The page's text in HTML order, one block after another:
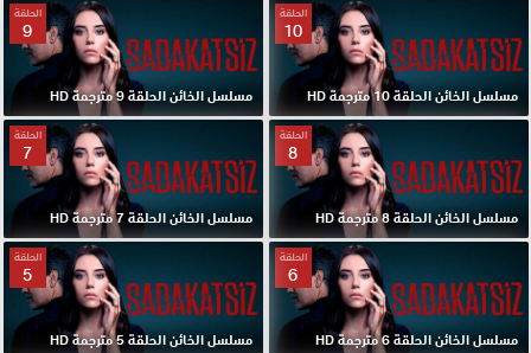
الحلقة
10
مسلسل الخائن الحلقة 10 مترجمة HD
الحلقة
9
مسلسل الخائن الحلقة 9 مترجمة HD
الحلقة
8
مسلسل الخائن الحلقة 8 مترجمة HD
الحلقة
7
مسلسل الخائن الحلقة 7 مترجمة HD
الحلقة
6
مسلسل الخائن الحلقة 6 مترجمة HD
الحلقة
5
مسلسل الخائن الحلقة 5 مترجمة HD